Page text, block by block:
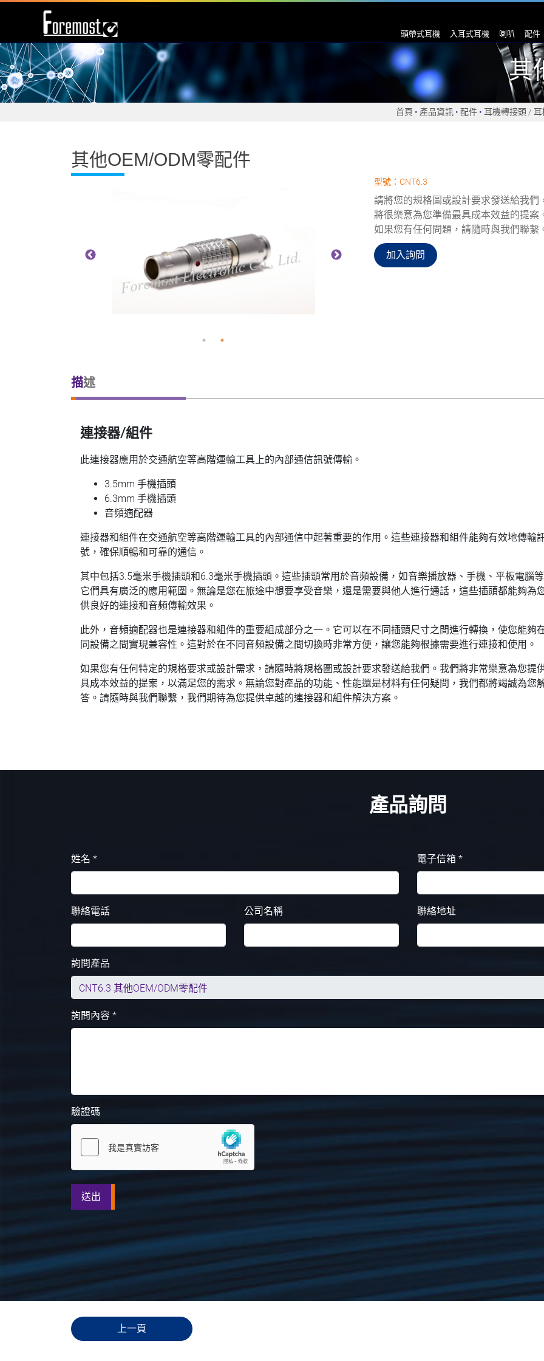
頭帶式耳機 入耳式耳機 喇叭 配件
其
首頁 產品資訊 配件 耳機轉接頭 /
其他OEM/ODM零配件
型號：CNT6.3
請將您的規格圖或設計要求發送給我們
將很樂意為您準備最具成本效益的提案
如果您有任何問題，請隨時與我們聯繫
加入詢問
描述
連接器/組件
此連接器應用於交通航空等高階運輸工具上的內部通信訊號傳輸。
3.5mm 手機插頭
6.3mm 手機插頭
音頻適配器
連接器和組件在交通航空等高階運輸工具的內部通信中起著重要的作用。這些連接器和組件能夠有效地傳輸
號，確保順暢和可靠的通信。
其中包括3.5毫米手機插頭和6.3毫米手機插頭。這些插頭常用於音頻設備，如音樂播放器、手機、平板電腦等
它們具有廣泛的應用範圍。無論是您在旅途中想要享受音樂，還是需要與他人進行通話，這些插頭都能夠為
供良好的連接和音頻傳輸效果。
此外，音頻適配器也是連接器和組件的重要組成部分之一。它可以在不同插頭尺寸之間進行轉換，使您能夠
同設備之間實現兼容性。這對於在不同音頻設備之間切換時非常方便，讓您能夠根據需要進行連接和使用。
如果您有任何特定的規格要求或設計需求，請隨時將規格圖或設計要求發送給我們。我們將非常樂意為您提
具成本效益的提案，以滿足您的需求。無論您對產品的功能、性能還是材料有任何疑問，我們都將竭誠為您
答。請隨時與我們聯繫，我們期待為您提供卓越的連接器和組件解決方案。
產品詢問
姓名 * 電子信箱 *
聯絡電話 公司名稱 聯絡地址
詢問產品
詢問內容 *
驗證碼
送出
上一頁